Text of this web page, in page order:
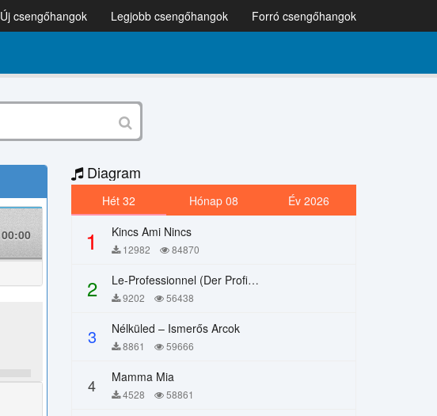
Új csengőhangok Legjobb csengőhangok Forró csengőhangok
00:00
Diagram
Hét 32 Hónap 08 Év 2026
1 Kincs Ami Nincs
12982 84870
2 Le-Professionnel (Der Profi) – Chi Mai
9202 56438
3 Nélküled – Ismerős Arcok
8861 59666
4 Mamma Mia
4528 58861